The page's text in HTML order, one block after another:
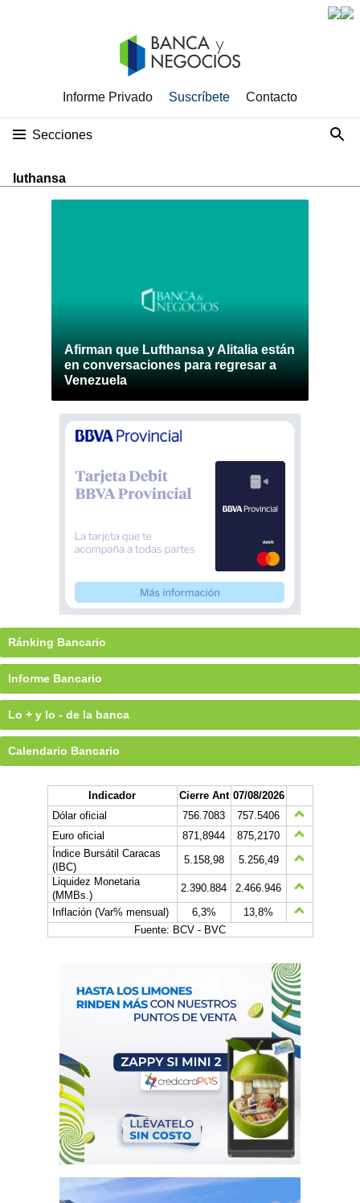
Informe Privado Suscríbete Contacto
Secciones
luthansa
Afirman que Lufthansa y Alitalia están
en conversaciones para regresar a
Venezuela
Ránking Bancario
Informe Bancario
Lo + y lo - de la banca
Calendario Bancario
Indicador Cierre Ant 07/08/2026
Dólar oficial
756.7083
757.5406
Euro oficial
871,8944
875,2170
Índice Bursátil Caracas
(IBC)
5.158,98
5.256,49
Liquidez Monetaria
(MMBs.)
2.390.884
2.466.946
Inflación (Var% mensual)
6,3%
13,8%
Fuente: BCV - BVC